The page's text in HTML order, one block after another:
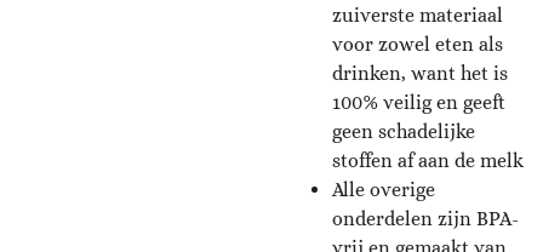
zuiverste materiaal
voor zowel eten als
drinken, want het is
100% veilig en geeft
geen schadelijke
stoffen af ​​aan de melk
Alle overige
onderdelen zijn BPA-
vrij en gemaakt van